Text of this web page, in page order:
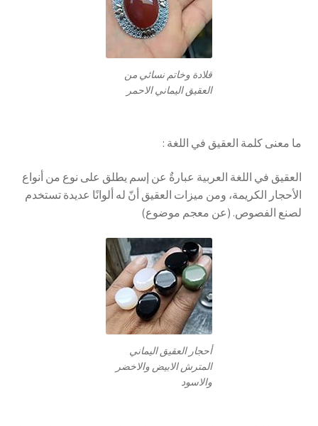
قلادة وخاتم نسائي من
العقيق اليماني الاحمر
ما معنى كلمة العقيق في اللغة :
العقيق في اللغة العربية عبارةٌ عن إسم يطلق على نوع من أنواع
الأحجار الكريمة، ومن ميزات العقيق أنّ له ألوانًا عديدة تستخدم
لصنع الفصوص. (عن معجم موضوع)
أحجار العقيق اليماني
المترش الابيض والاخضر
والاسود